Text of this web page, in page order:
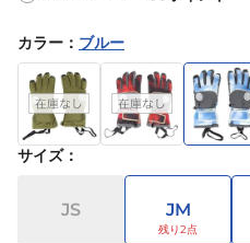
カラー ： ブルー
サイズ：
JS JM